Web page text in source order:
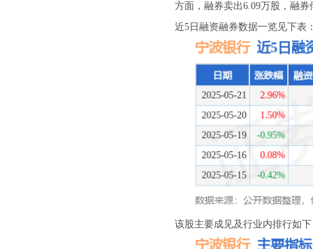
方面，融券卖出6.09万股，融券
近5日融资融券数据一览见下表
该股主要成见及行业内排行如